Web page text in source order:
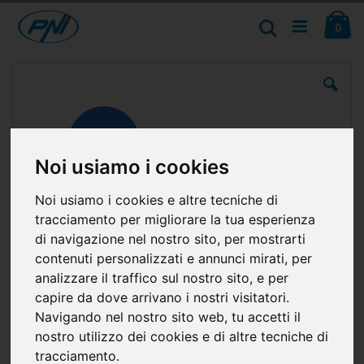
Noi usiamo i cookies
Noi usiamo i cookies e altre tecniche di
tracciamento per migliorare la tua esperienza
di navigazione nel nostro sito, per mostrarti
contenuti personalizzati e annunci mirati, per
analizzare il traffico sul nostro sito, e per
capire da dove arrivano i nostri visitatori.
Navigando nel nostro sito web, tu accetti il
nostro utilizzo dei cookies e di altre tecniche di
tracciamento.
Salta
al
contenuto
0
Cerca
galleria
immagini